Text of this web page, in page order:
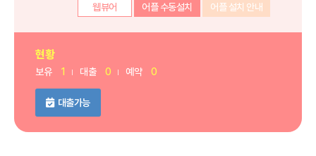
웹뷰어
어플 수동설치 어플 설치 안내
현황
보유 1 대출 0 예약 0
대출가능